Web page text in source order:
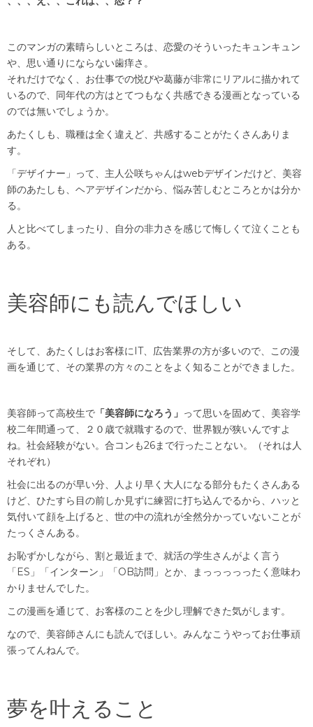
このマンガの素晴らしいところは、恋愛のそういったキュンキュン
や、思い通りにならない歯痒さ。
それだけでなく、お仕事での悦びや葛藤が非常にリアルに描かれて
いるので、同年代の方はとてつもなく共感できる漫画となっている
のでは無いでしょうか。
あたくしも、職種は全く違えど、共感することがたくさんありま
す。
「デザイナー」って、主人公咲ちゃんはwebデザインだけど、美容
師のあたしも、ヘアデザインだから、悩み苦しむところとかは分か
る。
人と比べてしまったり、自分の非力さを感じて悔しくて泣くことも
ある。
美容師にも読んでほしい
そして、あたくしはお客様にIT、広告業界の方が多いので、この漫
画を通じて、その業界の方々のことをよく知ることができました。
美容師って高校生で 「美容師になろう」 って思いを固めて、美容学
校二年間通って、２０歳で就職するので、世界観が狭いんですよ
ね。社会経験がない。合コンも26まで行ったことない。（それは人
それぞれ）
社会に出るのが早い分、人より早く大人になる部分もたくさんある
けど、ひたすら目の前しか見ずに練習に打ち込んでるから、ハッと
気付いて顔を上げると、世の中の流れが全然分かっていないことが
たっくさんある。
お恥ずかしながら、割と最近まで、就活の学生さんがよく言う
「ES」「インターン」「OB訪問」とか、まっっっっったく意味わ
かりませんでした。
この漫画を通じて、お客様のことを少し理解できた気がします。
なので、美容師さんにも読んでほしい。みんなこうやってお仕事頑
張ってんねんで。
夢を叶えること